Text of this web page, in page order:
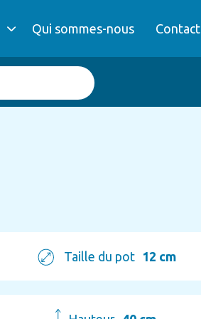
Qui sommes-nous Contact
Taille du pot 12 cm